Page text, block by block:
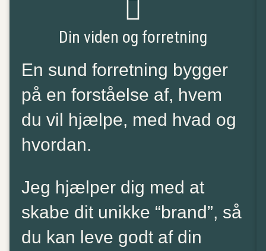
Din viden og forretning
En sund forretning bygger
på en forståelse af, hvem
du vil hjælpe, med hvad og
hvordan.
Jeg hjælper dig med at
skabe dit unikke “brand”, så
du kan leve godt af din